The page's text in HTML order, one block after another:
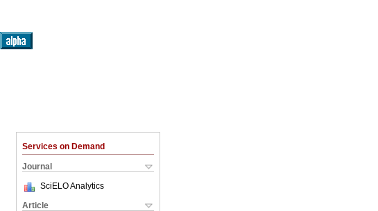
Services on Demand
Journal
SciELO Analytics
Article